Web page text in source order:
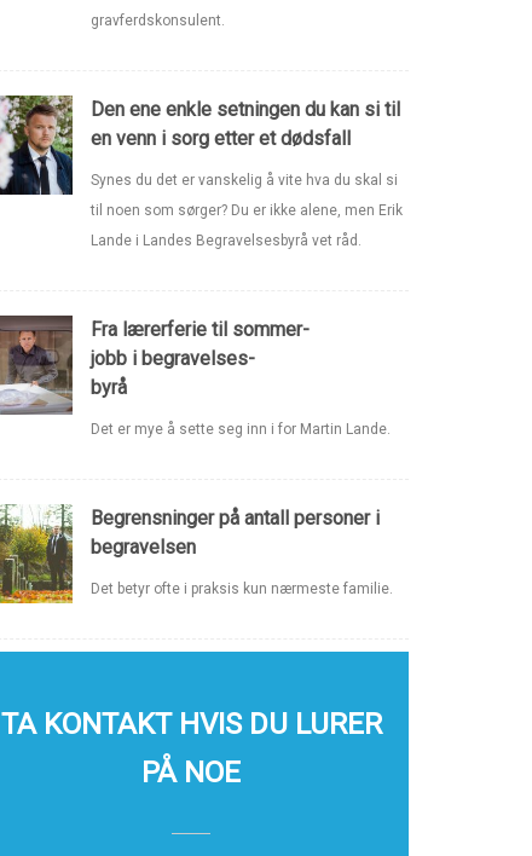
gravferdskonsulent.
Den ene enkle setningen du kan si til
en venn i sorg etter et dødsfall
Synes du det er vanskelig å vite hva du skal si
til noen som sørger? Du er ikke alene, men Erik
Lande i Landes Begravelsesbyrå vet råd.
Fra lærerferie til sommer-
jobb i begravelses-
byrå
Det er mye å sette seg inn i for Martin Lande.
Begrensninger på antall personer i
begravelsen
Det betyr ofte i praksis kun nærmeste familie.
TA KONTAKT HVIS DU LURER
PÅ NOE